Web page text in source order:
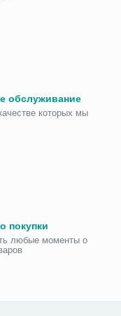
обслуживание
которых мы
покупки
любые моменты о